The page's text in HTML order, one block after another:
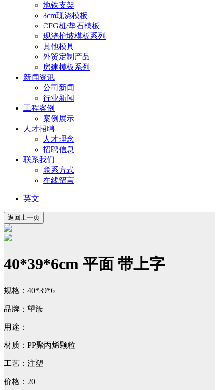
地铁支架
8cm现浇模板
CFG桩/垫石模板
现浇护坡模板系列
其他模具
外贸定制产品
房建模板系列
新闻资讯
公司新闻
行业新闻
工程案例
案例展示
人才招聘
人才理念
招聘信息
联系我们
联系方式
在线留言
英文
40*39*6cm 平面 带上字
规格：40*39*6
品牌：望族
用途：
材质：PP聚丙烯颗粒
工艺：注塑
价格：20